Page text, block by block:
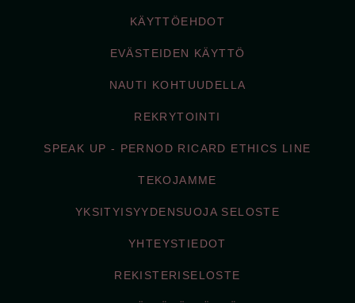
KÄYTTÖEHDOT
EVÄSTEIDEN KÄYTTÖ
NAUTI KOHTUUDELLA
REKRYTOINTI
SPEAK UP - PERNOD RICARD ETHICS LINE
TEKOJAMME
YKSITYISYYDENSUOJA SELOSTE
YHTEYSTIEDOT
REKISTERISELOSTE